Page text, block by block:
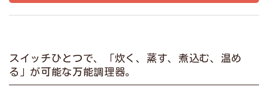
スイッチひとつで、「炊く、蒸す、煮込む、温め
る」が可能な万能調理器。